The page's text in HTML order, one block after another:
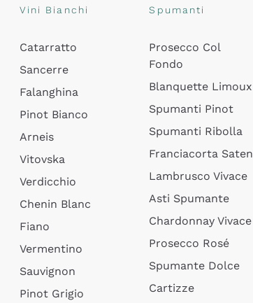
Vini Bianchi
Catarratto
Sancerre
Falanghina
Pinot Bianco
Arneis
Vitovska
Verdicchio
Chenin Blanc
Fiano
Vermentino
Sauvignon
Pinot Grigio
Spumanti
Prosecco Col
Fondo
Blanquette Limoux
Spumanti Pinot
Spumanti Ribolla
Franciacorta Saten
Lambrusco Vivace
Asti Spumante
Chardonnay Vivace
Prosecco Rosé
Spumante Dolce
Cartizze